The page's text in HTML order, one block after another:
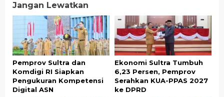
Jangan Lewatkan
Pemprov Sultra dan
Komdigi RI Siapkan
Pengukuran Kompetensi
Digital ASN
Ekonomi Sultra Tumbuh
6,23 Persen, Pemprov
Serahkan KUA-PPAS 2027
ke DPRD